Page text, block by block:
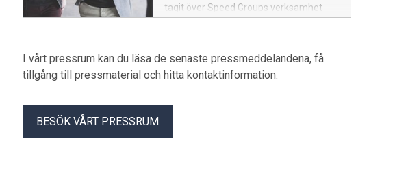
tagit över Speed Groups verksamhet
renodlar sin verksamhet mot logistik och
transport, samtidigt som NearYou
stärker sin position som en av landets
kompetensförsörjning i västra och södra
mycket positivt på.
I vårt pressrum kan du läsa de senaste pressmeddelandena, få
tillgång till pressmaterial och hitta kontaktinformation.
BESÖK VÅRT PRESSRUM